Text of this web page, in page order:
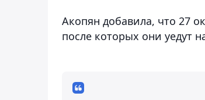
Акопян добавила, что 27
после которых они уедут